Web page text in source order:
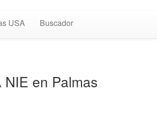
USA Buscador
en Palmas